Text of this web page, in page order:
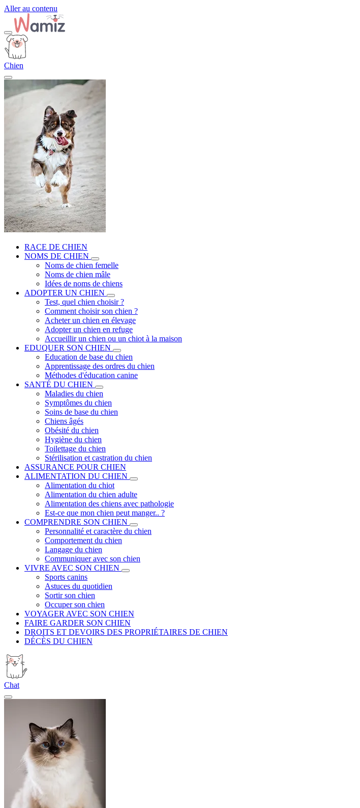
Aller au contenu
Chien
RACE DE CHIEN
NOMS DE CHIEN
Noms de chien femelle
Noms de chien mâle
Idées de noms de chiens
ADOPTER UN CHIEN
Test, quel chien choisir ?
Comment choisir son chien ?
Acheter un chien en élevage
Adopter un chien en refuge
Accueillir un chien ou un chiot à la maison
EDUQUER SON CHIEN
Education de base du chien
Apprentissage des ordres du chien
Méthodes d'éducation canine
SANTÉ DU CHIEN
Maladies du chien
Symptômes du chien
Soins de base du chien
Chiens âgés
Obésité du chien
Hygiène du chien
Toilettage du chien
Stérilisation et castration du chien
ASSURANCE POUR CHIEN
ALIMENTATION DU CHIEN
Alimentation du chiot
Alimentation du chien adulte
Alimentation des chiens avec pathologie
Est-ce que mon chien peut manger.. ?
COMPRENDRE SON CHIEN
Personnalité et caractère du chien
Comportement du chien
Langage du chien
Communiquer avec son chien
VIVRE AVEC SON CHIEN
Sports canins
Astuces du quotidien
Sortir son chien
Occuper son chien
VOYAGER AVEC SON CHIEN
FAIRE GARDER SON CHIEN
DROITS ET DEVOIRS DES PROPRIÉTAIRES DE CHIEN
DÉCÈS DU CHIEN
Chat